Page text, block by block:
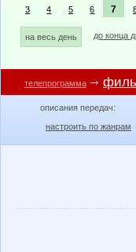
3 4 5 6 7
на весь день до конца
телепрограмма
описания передач:
настроить по жанрам